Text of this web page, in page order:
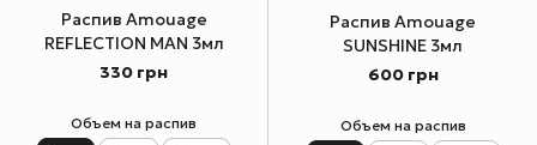
Распив Amouage
REFLECTION MAN 3мл
330 грн
Объем на распив
Распив Amouage
SUNSHINE 3мл
600 грн
Объем на распив